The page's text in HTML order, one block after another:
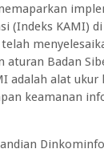
(Indeks KAMI)
aturan Badan
adalah alat
keamanan